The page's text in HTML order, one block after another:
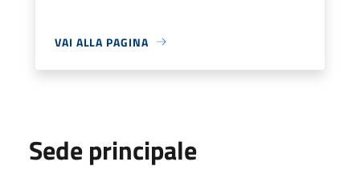
VAI ALLA PAGINA
Sede principale